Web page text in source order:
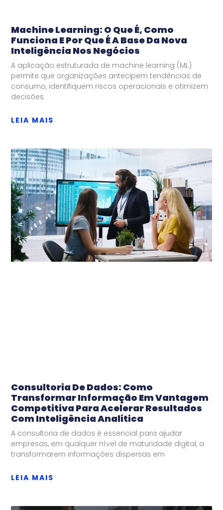
Machine Learning: O Que É, Como
Funciona E Por Que É A Base Da Nova
Inteligência Nos Negócios
A aplicação estruturada de machine learning (ML)
permite que organizações antecipem tendências de
consumo, identifiquem riscos operacionais e otimizem
decisões
LEIA MAIS
Consultoria De Dados: Como
Transformar Informação Em Vantagem
Competitiva Para Acelerar Resultados
Com Inteligência Analítica
A consultoria de dados é essencial para ajudar
empresas, em qualquer nível de maturidade digital, a
transformarem informações dispersas em
LEIA MAIS